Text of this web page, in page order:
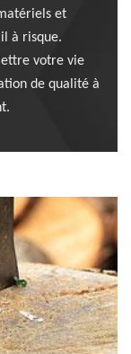
et
à risque.
votre vie
de qualité à